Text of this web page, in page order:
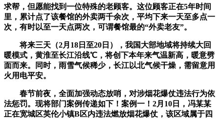
求帮，但愿能找到一位特殊的老顾客。这位顾客正在5年时间
里，累计点了该餐馆的外卖两千余次，平均下来一天至多点一
次，有时以至一天点两次，可谓餐馆最的“外卖老友”。
将来三天（2月18日至20日），我国大部地域将持续大回
暖模式，黄淮至长江沿线℃，将创下本年来气温新高，暖意劈
面而来。同时，雨雪气候稀少，长江以北气候干燥，需留意用
火用电平安。
春节前夜，全面加强动态放哨，对涉烟花爆仗违法行为依
法惩罚。现将部门案例传递如下！案例一！2月10日，冯某某
正在宽城区英伦小镇B区内违法燃放烟花爆仗，该区域属于四